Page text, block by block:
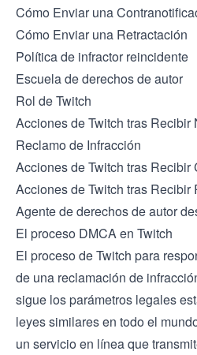
Cómo Enviar una
Cómo Enviar una Retractación
Política de infractor reincidente
Escuela de derechos de autor
Rol de Twitch
Acciones de Twitch tras Recibir
Reclamo de Infracción
Acciones de Twitch tras
Acciones de Twitch tras Recibir
Agente de derechos de autor
El proceso DMCA en Twitch
El proceso de Twitch para
de una reclamación de
sigue los parámetros legales
leyes similares en todo el
un servicio en línea que